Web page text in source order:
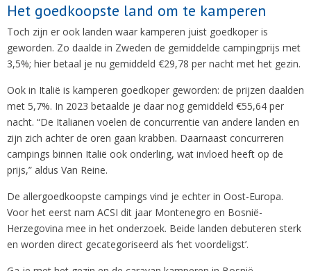
Het goedkoopste land om te kamperen
Toch zijn er ook landen waar kamperen juist goedkoper is
geworden. Zo daalde in Zweden de gemiddelde campingprijs met
3,5%; hier betaal je nu gemiddeld €29,78 per nacht met het gezin.
Ook in Italië is kamperen goedkoper geworden: de prijzen daalden
met 5,7%. In 2023 betaalde je daar nog gemiddeld €55,64 per
nacht. “De Italianen voelen de concurrentie van andere landen en
zijn zich achter de oren gaan krabben. Daarnaast concurreren
campings binnen Italië ook onderling, wat invloed heeft op de
prijs,” aldus Van Reine.
De allergoedkoopste campings vind je echter in Oost-Europa.
Voor het eerst nam ACSI dit jaar Montenegro en Bosnië-
Herzegovina mee in het onderzoek. Beide landen debuteren sterk
en worden direct gecategoriseerd als ‘het voordeligst’.